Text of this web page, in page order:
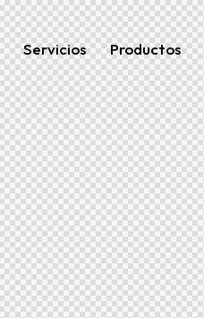
Servicios Productos